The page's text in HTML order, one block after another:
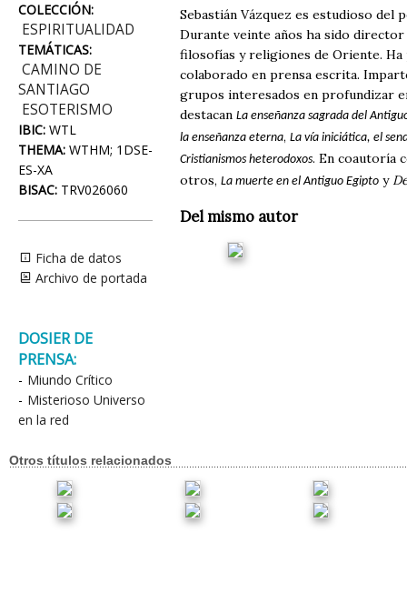
COLECCIÓN:
ESPIRITUALIDAD
TEMÁTICAS:
CAMINO DE
SANTIAGO
ESOTERISMO
IBIC: WTL
THEMA: WTHM; 1DSE-
ES-XA
BISAC: TRV026060
Ficha de datos
Archivo de portada
DOSIER DE
PRENSA:
- Miundo Crítico
- Misterioso Universo
en la red
Sebastián Vázquez es estudioso del
Durante veinte años ha sido director
filosofías y religiones de Oriente.
colaborado en prensa escrita.
grupos interesados en profundizar
destacan La enseñanza sagrada del
la enseñanza eterna, La vía iniciática, el
Cristianismos heterodoxos. En coautoría
otros, La muerte en el Antiguo Egipto y
Del mismo autor
Otros títulos relacionados